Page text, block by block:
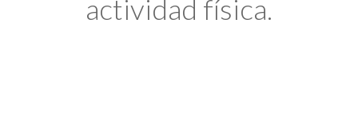
actividad física.